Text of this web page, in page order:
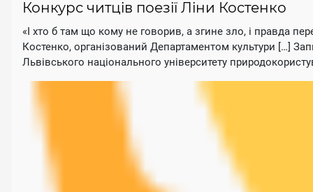
Конкурс читців поезії Ліни Костенко
«І хто б там що кому не говорив, а згине зло, і правда
Костенко, організований Департаментом культури […]
Львівського національного університету